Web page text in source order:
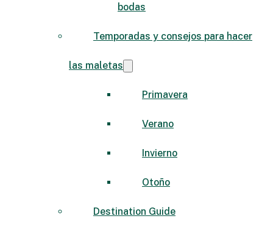
bodas
Temporadas y consejos para hacer
las maletas
Primavera
Verano
Invierno
Otoño
Destination Guide